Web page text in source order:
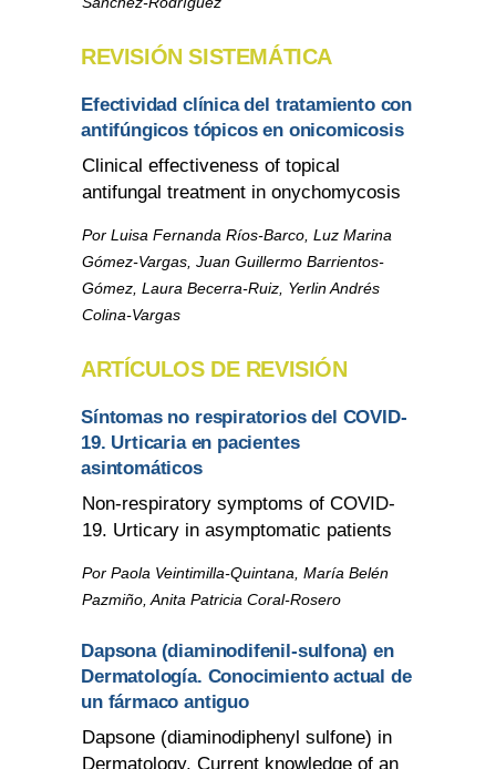
REVISIÓN SISTEMÁTICA
Efectividad clínica del tratamiento con
antifúngicos tópicos en onicomicosis
Clinical effectiveness of topical
antifungal treatment in onychomycosis
Por Luisa Fernanda Ríos-Barco, Luz Marina
Gómez-Vargas, Juan Guillermo Barrientos-
Gómez, Laura Becerra-Ruiz, Yerlin Andrés
Colina-Vargas
ARTÍCULOS DE REVISIÓN
Síntomas no respiratorios del COVID-
19. Urticaria en pacientes
asintomáticos
Non-respiratory symptoms of COVID-
19. Urticary in asymptomatic patients
Por Paola Veintimilla-Quintana, María Belén
Pazmiño, Anita Patricia Coral-Rosero
Dapsona (diaminodifenil-sulfona) en
Dermatología. Conocimiento actual de
un fármaco antiguo
Dapsone (diaminodiphenyl sulfone) in
Dermatology. Current knowledge of an